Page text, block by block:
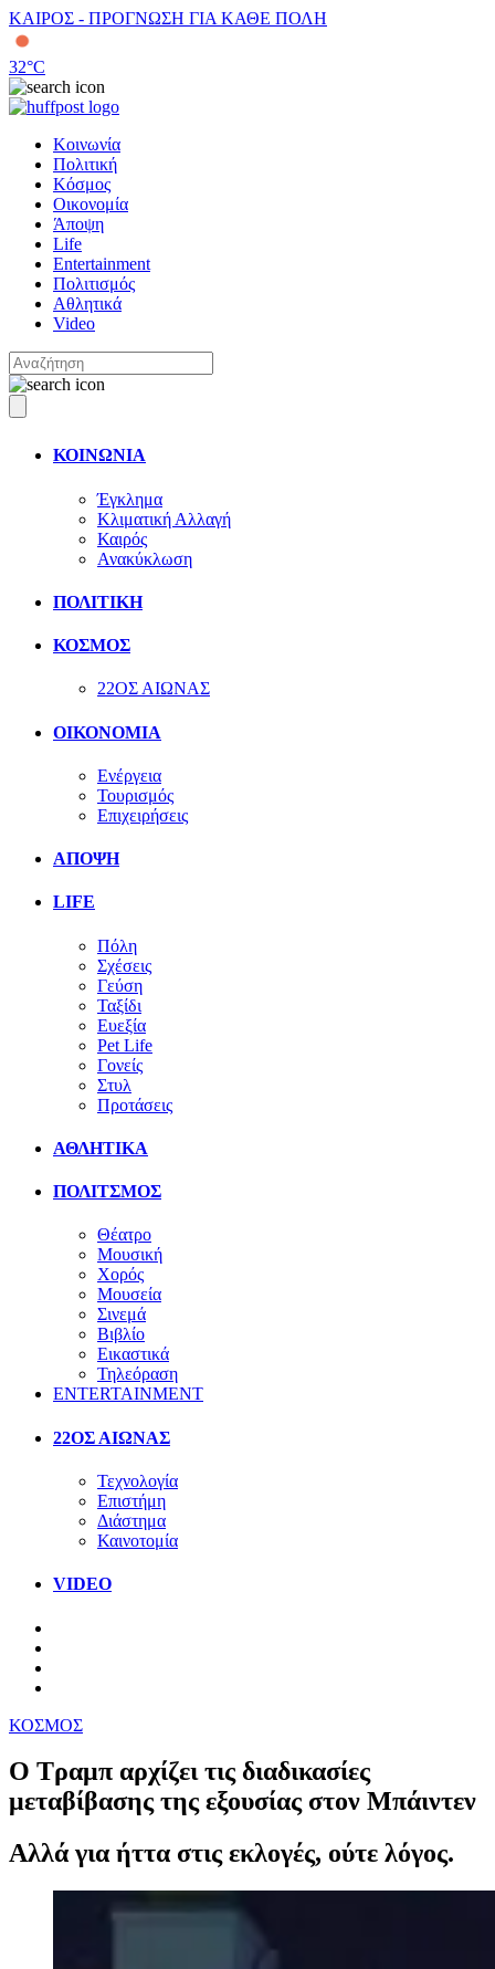
ΚΑΙΡΟΣ - ΠΡΟΓΝΩΣΗ ΓΙΑ ΚΑΘΕ ΠΟΛΗ
32°C
Κοινωνία
Πολιτική
Κόσμος
Οικονομία
Άποψη
Life
Entertainment
Πολιτισμός
Αθλητικά
Video
ΚΟΙΝΩΝΙΑ
Έγκλημα
Κλιματική Αλλαγή
Καιρός
Ανακύκλωση
ΠΟΛΙΤΙΚΗ
ΚΟΣΜΟΣ
22ΟΣ ΑΙΩΝΑΣ
ΟΙΚΟΝΟΜΙΑ
Ενέργεια
Τουρισμός
Επιχειρήσεις
ΑΠΟΨΗ
LIFE
Πόλη
Σχέσεις
Γεύση
Ταξίδι
Ευεξία
Pet Life
Γονείς
Στυλ
Προτάσεις
ΑΘΛΗΤΙΚΑ
ΠΟΛΙΤΣΜΟΣ
Θέατρο
Μουσική
Χορός
Μουσεία
Σινεμά
Βιβλίο
Εικαστικά
Τηλεόραση
ENTERTAINMENT
22ΟΣ ΑΙΩΝΑΣ
Τεχνολογία
Επιστήμη
Διάστημα
Καινοτομία
VIDEO
ΚΟΣΜΟΣ
Ο Τραμπ αρχίζει τις διαδικασίες
μεταβίβασης της εξουσίας στον Μπάιντεν
Αλλά για ήττα στις εκλογές, ούτε λόγος.